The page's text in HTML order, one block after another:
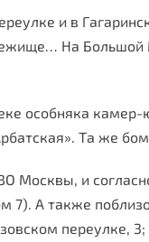
и в
На Большой
особняка
Та же
Москвы, и
А также
переулке,